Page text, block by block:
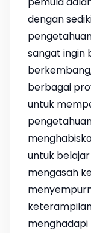
dengan
sangat ingin
berbagai
untuk
untuk
mengasah